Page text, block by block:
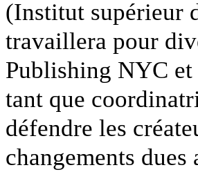
(Institut supérieur
travaillera pour
Publishing NYC
tant que
défendre les
changements